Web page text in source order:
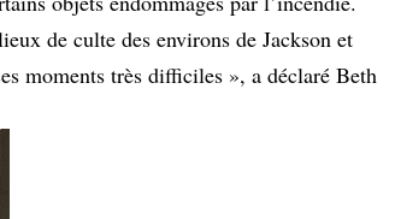
de culte des environs de Jackson et
moments très difficiles », a déclaré Beth